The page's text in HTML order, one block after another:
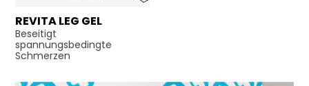
REVITA LEG GEL
Beseitigt
spannungsbedingte
Schmerzen